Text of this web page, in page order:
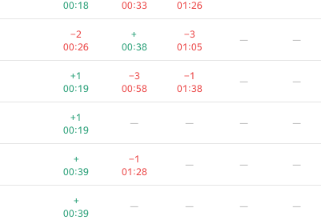
00:18
00:33
01:26
−2
00:26
+
00:38
−3
01:05
— —
+1
00:19
−3
00:58
−1
01:38
— —
+1
00:19
— — — —
+
00:39
−1
01:28
— — —
+
00:39
— — — —
+
00:27
— —
+1
00:08
−2
00:33
—
+1
00:08
01:00
00:41
—
00:09